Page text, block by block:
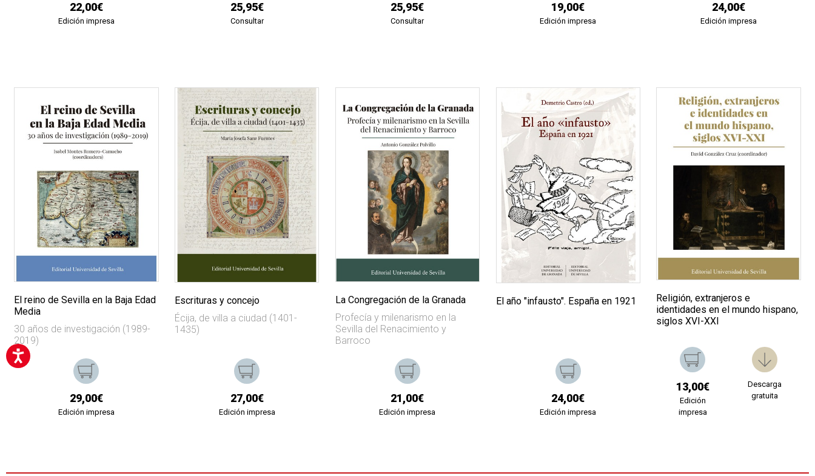
22,00€
Edición impresa
25,95€
Consultar
25,95€
Consultar
19,00€
Edición impresa
24,00€
Edición impresa
El reino de Sevilla en la Baja Edad
Media
30 años de investigación (1989-
2019)
29,00€
Edición impresa
Escrituras y concejo
Écija, de villa a ciudad (1401-
1435)
27,00€
Edición impresa
La Congregación de la Granada
Profecía y milenarismo en la
Sevilla del Renacimiento y
Barroco
21,00€
Edición impresa
El año "infausto". España en 1921
24,00€
Edición impresa
Religión, extranjeros e
identidades en el mundo hispano,
siglos XVI-XXI
13,00€
Edición
impresa
Descarga
gratuita